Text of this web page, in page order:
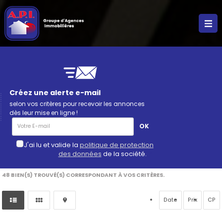
Créez une alerte e-mail
selon vos critères pour recevoir les annonces
dès leur mise en ligne !
J'ai lu et valide la politique de protection
des données de la société.
48 BIEN(S) TROUVÉ(S) CORRESPONDANT À VOS CRITÈRES.
Date Prix CP